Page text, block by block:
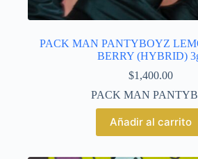
PACK MAN PANTYBOYZ
BERRY (HYBRID)
$1,400.00
PACK MAN
Añadir al carrito